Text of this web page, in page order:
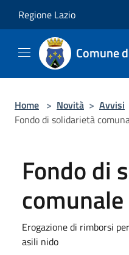
Regione Lazio
Comune
Home > Novità > Avvisi
Fondo di solidarietà
Fondo di
Erogazione di rimborsi
asili nido